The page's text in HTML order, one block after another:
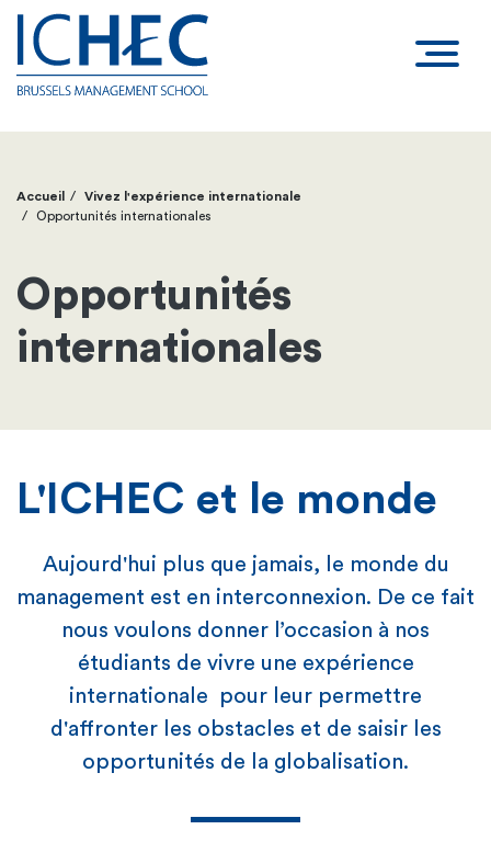
Fil
d'Ariane
Accueil
Vivez l'expérience internationale
Opportunités internationales
Opportunités
internationales
L'ICHEC et le monde
Aujourd'hui plus que jamais, le monde du
management est en interconnexion. De ce fait
nous voulons donner l’occasion à nos
étudiants de vivre une expérience
internationale pour leur permettre
d'affronter les obstacles et de saisir les
opportunités de la globalisation.